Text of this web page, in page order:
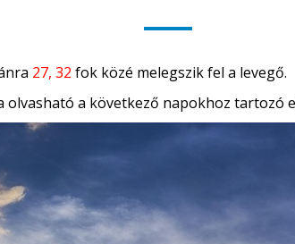
27, 32 fok közé melegszik fel a levegő.
olvasható a következő napokhoz tartozó